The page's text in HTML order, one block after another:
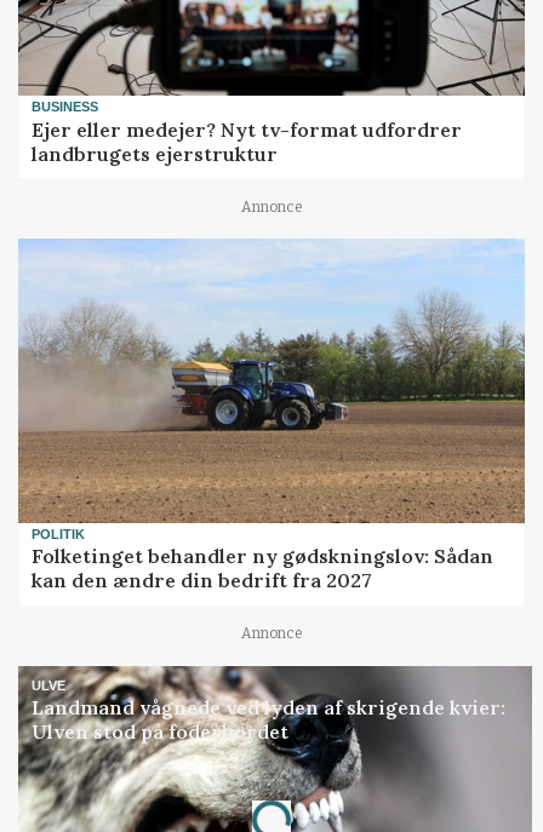
BUSINESS
Ejer eller medejer? Nyt tv-format udfordrer
landbrugets ejerstruktur
Annonce
POLITIK
Folketinget behandler ny gødskningslov: Sådan
kan den ændre din bedrift fra 2027
Annonce
ULVE
Landmand vågnede ved lyden af skrigende kvier:
Ulven stod på foderbordet
Annonce